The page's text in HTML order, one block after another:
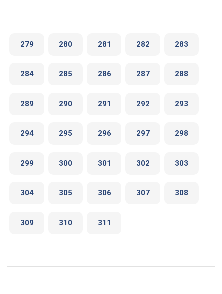
279 280 281 282 283
284 285 286 287 288
289 290 291 292 293
294 295 296 297 298
299 300 301 302 303
304 305 306 307 308
309 310 311